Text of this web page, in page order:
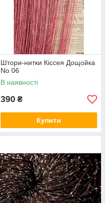
Штори-нитки Кіссея Дощойка
No 06
В наявності
390 ₴
Купити